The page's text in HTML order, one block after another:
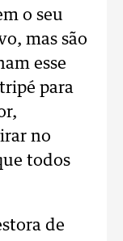
o seu
mas são
esse
para
no
todos
de